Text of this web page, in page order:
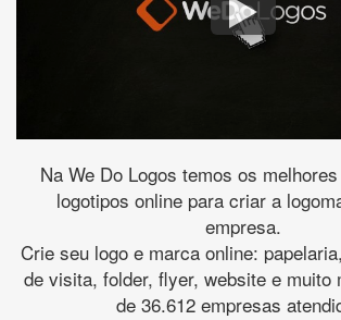
Na We Do Logos temos os
logotipos online para criar a
empresa.
Crie seu logo e marca online:
de visita, folder, flyer, website e muito
de 36.612 empresas